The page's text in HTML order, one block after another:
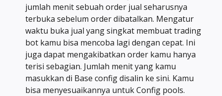
jumlah menit sebuah order jual seharusnya
terbuka sebelum order dibatalkan. Mengatur
waktu buka jual yang singkat membuat trading
bot kamu bisa mencoba lagi dengan cepat. Ini
juga dapat mengakibatkan order kamu hanya
terisi sebagian. Jumlah menit yang kamu
masukkan di Base config disalin ke sini. Kamu
bisa menyesuaikannya untuk Config pools.